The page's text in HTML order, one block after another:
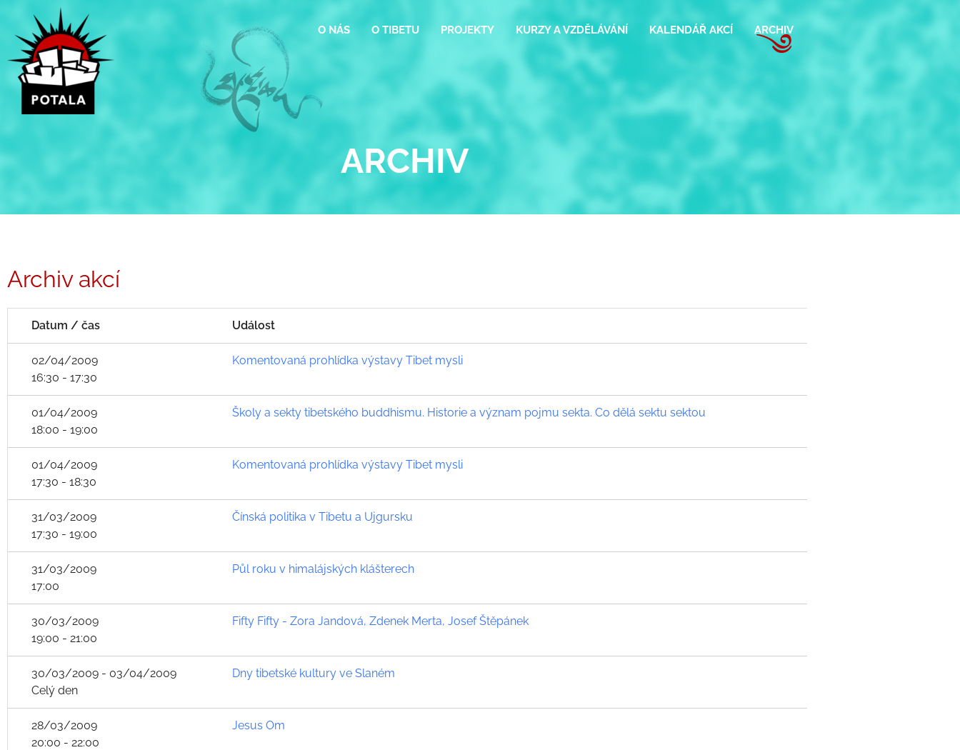
obsah
O NÁS O TIBETU PROJEKTY KURZY A VZDĚLÁVÁNÍ KALENDÁŘ AKCÍ ARCHIV
ARCHIV
Archiv akcí
Datum / čas Událost
02/04/2009
16:30 - 17:30
Komentovaná prohlídka výstavy Tibet mysli
01/04/2009
18:00 - 19:00
Školy a sekty tibetského buddhismu. Historie a význam pojmu sekta. Co dělá sektu sektou
01/04/2009
17:30 - 18:30
Komentovaná prohlídka výstavy Tibet mysli
31/03/2009
17:30 - 19:00
Čínská politika v Tibetu a Ujgursku
31/03/2009
17:00
Půl roku v himalájských klášterech
30/03/2009
19:00 - 21:00
Fifty Fifty - Zora Jandová, Zdenek Merta, Josef Štěpánek
30/03/2009 - 03/04/2009
Celý den
Dny tibetské kultury ve Slaném
28/03/2009
20:00 - 22:00
Jesus Om